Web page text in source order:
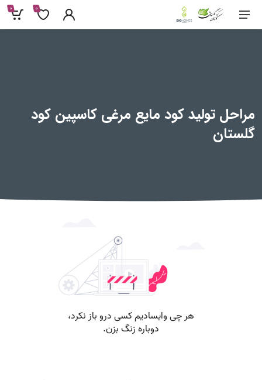
0
0
مراحل تولید کود مایع مرغی کاسپین کود
گلستان